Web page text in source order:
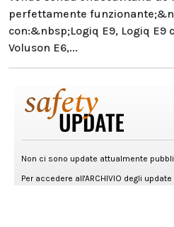
perfettamente
con:&nbsp;Logiq E9, Logiq E9
Voluson E6,...